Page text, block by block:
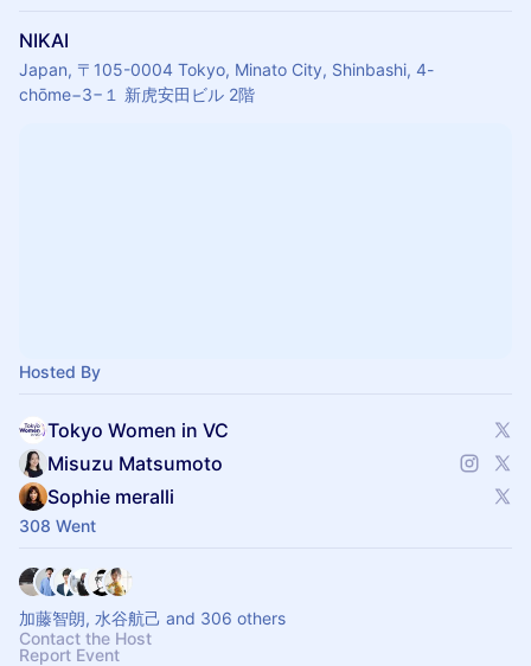
NIKAI
Japan, 〒105-0004 Tokyo, Minato City, Shinbashi, 4-
chōme−3−１ 新虎安田ビル 2階
Hosted By
Tokyo Women in VC
Misuzu Matsumoto
Sophie meralli
308 Went
加藤智朗, 水谷航己 and 306 others
Contact the Host
Report Event